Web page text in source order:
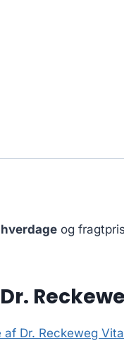
og
Dr. Reckeweg